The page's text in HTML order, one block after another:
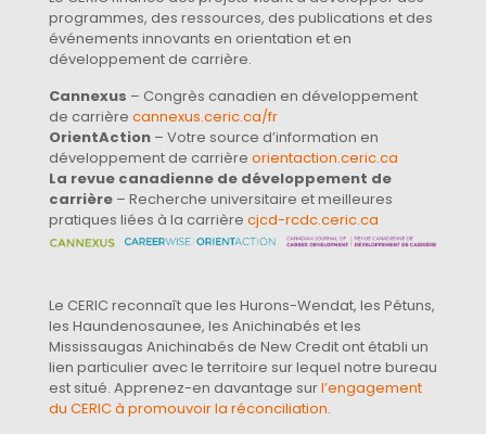
programmes, des ressources, des publications et des
événements innovants en orientation et en
développement de carrière.
Cannexus – Congrès canadien en développement
de carrière cannexus.ceric.ca/fr
OrientAction – Votre source d’information en
développement de carrière orientaction.ceric.ca
La revue canadienne de développement de
carrière – Recherche universitaire et meilleures
pratiques liées à la carrière cjcd-rcdc.ceric.ca
Le CERIC reconnaît que les Hurons-Wendat, les Pétuns,
les Haundenosaunee, les Anichinabés et les
Mississaugas Anichinabés de New Credit ont établi un
lien particulier avec le territoire sur lequel notre bureau
est situé. Apprenez-en davantage surl’engagement
du CERIC à promouvoir la réconciliation.